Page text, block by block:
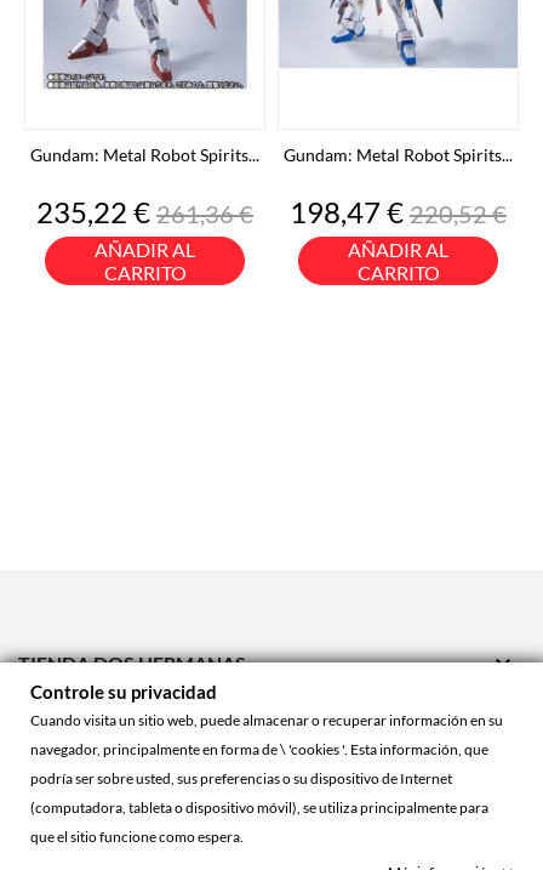
Gundam: Metal Robot Spirits...
Precio
235,22 €Precio
base
261,36 €
AÑADIR AL
CARRITO
Gundam: Metal Robot Spirits...
Precio
198,47 €Precio
base
220,52 €
AÑADIR AL
CARRITO
TIENDA DOS HERMANAS 
TIENDA ONLINE 
ACCOUNT
Controle su privacidad
Cuando visita un sitio web, puede almacenar o recuperar información en su
navegador, principalmente en forma de \ 'cookies '. Esta información, que
podría ser sobre usted, sus preferencias o su dispositivo de Internet
(computadora, tableta o dispositivo móvil), se utiliza principalmente para
que el sitio funcione como espera.